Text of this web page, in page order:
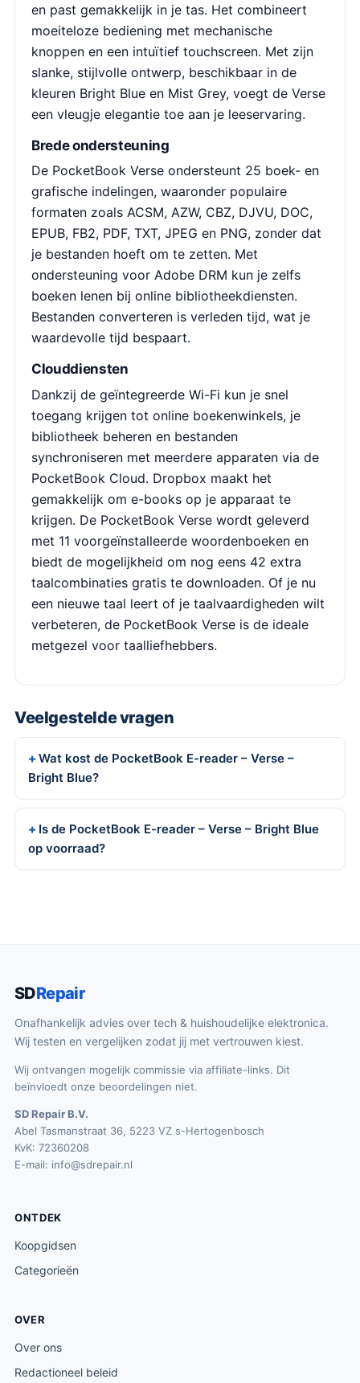
en past gemakkelijk in je tas. Het combineert
moeiteloze bediening met mechanische
knoppen en een intuïtief touchscreen. Met zijn
slanke, stijlvolle ontwerp, beschikbaar in de
kleuren Bright Blue en Mist Grey, voegt de Verse
een vleugje elegantie toe aan je leeservaring.
Brede ondersteuning
De PocketBook Verse ondersteunt 25 boek- en
grafische indelingen, waaronder populaire
formaten zoals ACSM, AZW, CBZ, DJVU, DOC,
EPUB, FB2, PDF, TXT, JPEG en PNG, zonder dat
je bestanden hoeft om te zetten. Met
ondersteuning voor Adobe DRM kun je zelfs
boeken lenen bij online bibliotheekdiensten.
Bestanden converteren is verleden tijd, wat je
waardevolle tijd bespaart.
Clouddiensten
Dankzij de geïntegreerde Wi-Fi kun je snel
toegang krijgen tot online boekenwinkels, je
bibliotheek beheren en bestanden
synchroniseren met meerdere apparaten via de
PocketBook Cloud. Dropbox maakt het
gemakkelijk om e-books op je apparaat te
krijgen. De PocketBook Verse wordt geleverd
met 11 voorgeïnstalleerde woordenboeken en
biedt de mogelijkheid om nog eens 42 extra
taalcombinaties gratis te downloaden. Of je nu
een nieuwe taal leert of je taalvaardigheden wilt
verbeteren, de PocketBook Verse is de ideale
metgezel voor taalliefhebbers.
Veelgestelde vragen
Wat kost de PocketBook E-reader – Verse –
Bright Blue?
Is de PocketBook E-reader – Verse – Bright Blue
op voorraad?
SDRepair
Onafhankelijk advies over tech & huishoudelijke elektronica.
Wij testen en vergelijken zodat jij met vertrouwen kiest.
Wij ontvangen mogelijk commissie via affiliate-links. Dit
beïnvloedt onze beoordelingen niet.
SD Repair B.V.
Abel Tasmanstraat 36, 5223 VZ s-Hertogenbosch
KvK: 72360208
E-mail: info@sdrepair.nl
ONTDEK
Koopgidsen
Categorieën
OVER
Over ons
Redactioneel beleid